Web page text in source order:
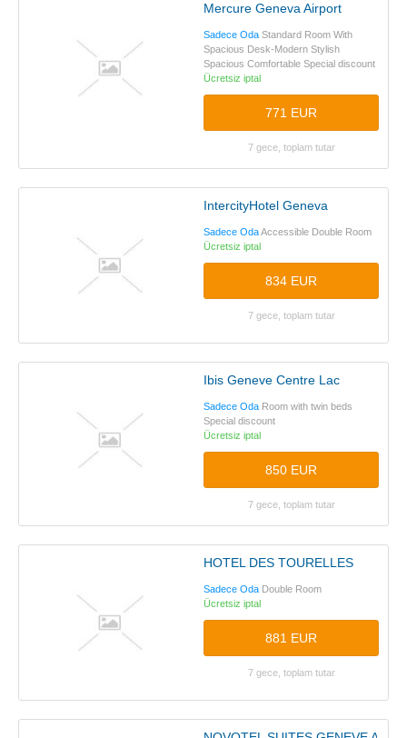
Mercure Geneva Airport
Sadece Oda Standard Room With
Spacious Desk-Modern Stylish
Spacious Comfortable Special discount
Ücretsiz iptal
771 EUR
7 gece, toplam tutar
IntercityHotel Geneva
Sadece OdaAccessible Double Room
Ücretsiz iptal
834 EUR
7 gece, toplam tutar
Ibis Geneve Centre Lac
Sadece Oda Room with twin beds
Special discount
Ücretsiz iptal
850 EUR
7 gece, toplam tutar
HOTEL DES TOURELLES
Sadece Oda Double Room
Ücretsiz iptal
881 EUR
7 gece, toplam tutar